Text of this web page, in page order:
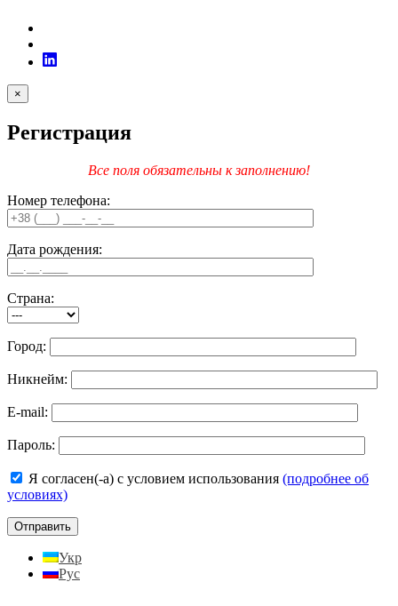
×
Регистрация
Все поля обязательны к заполнению!
Номер телефона:
Дата рождения:
Страна:
Город:
Никнейм:
E-mail:
Пароль:
Я согласен(-а) с условием использования (подробнее об
условиях)
Укр
Рус